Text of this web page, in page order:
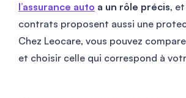
l’assurance auto a un rôle précis,
contrats proposent aussi une
Chez Leocare, vous pouvez
et choisir celle qui correspond à